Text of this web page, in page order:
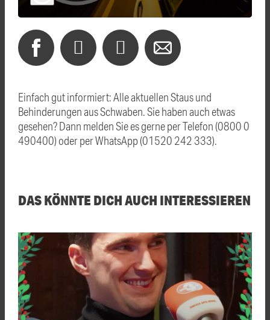
Einfach gut informiert: Alle aktuellen Staus und
Behinderungen aus Schwaben. Sie haben auch etwas
gesehen? Dann melden Sie es gerne per Telefon (0800 0
490400) oder per WhatsApp (01520 242 333).
DAS KÖNNTE DICH AUCH INTERESSIEREN